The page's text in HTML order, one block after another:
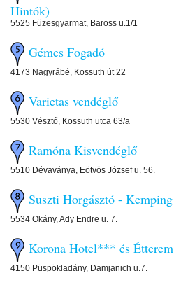
Hintók)
5525 Füzesgyarmat, Baross u.1/1
Gémes Fogadó
4173 Nagyrábé, Kossuth út 22
Varietas vendéglő
5530 Vésztő, Kossuth utca 63/a
Ramóna Kisvendéglő
5510 Dévaványa, Eötvös József u. 56.
Suszti Horgásztó - Kemping
5534 Okány, Ady Endre u. 7.
Korona Hotel*** és Étterem
4150 Püspökladány, Damjanich u.7.